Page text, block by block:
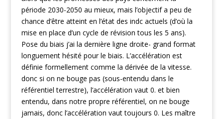
période 2030-2050 au mieux, mais l’objectif a peu de
chance d’être atteint en l’état des indc actuels (d’où la
mise en place d’un cycle de révision tous les 5 ans).
Pose du biais j’ai la dernière ligne droite- grand format
longuement hésité pour le biais. L’accélération est
définie formellement comme la dérivée de la vitesse.
donc si on ne bouge pas (sous-entendu dans le
référentiel terrestre), l’accélération vaut 0. et bien
entendu, dans notre propre référentiel, on ne bouge
jamais, donc l’accélération vaut toujours 0. Les maître